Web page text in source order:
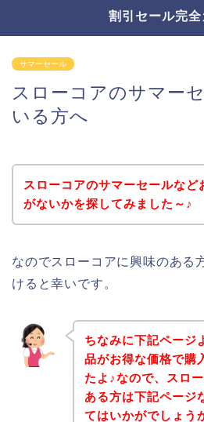
割引セール完全
サマーセール
スローコアのサマー
いる方へ
スローコアのサマーセールなど
がないかを探してみました～♪
なのでスローコアに興味のある
けると幸いです。
ちなみに下記ページ
品がお得な価格で購
たよ♪なので、スロ
ある方は下記ページ
てはいかがでしょう